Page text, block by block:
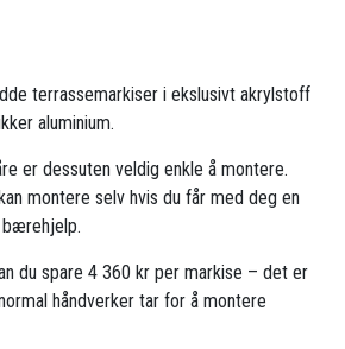
terrassemarkiser i ekslusivt akrylstoff
aluminium.
er dessuten veldig enkle å montere.
montere selv hvis du får med deg en
bærehjelp.
du spare 4 360 kr per markise – det er
håndverker tar for å montere